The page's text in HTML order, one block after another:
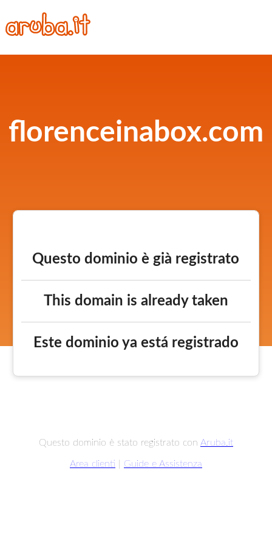
florenceinabox.com
Questo dominio è già registrato
This domain is already taken
Este dominio ya está registrado
Questo dominio è stato registrato con Aruba.it
Area clienti Guide e Assistenza